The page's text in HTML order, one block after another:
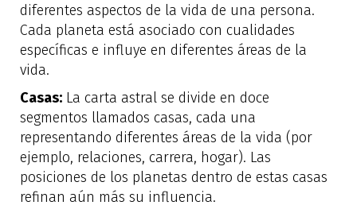
diferentes aspectos de la vida de una persona.
Cada planeta está asociado con cualidades
específicas e influye en diferentes áreas de la
vida.
Casas: La carta astral se divide en doce
segmentos llamados casas, cada una
representando diferentes áreas de la vida (por
ejemplo, relaciones, carrera, hogar). Las
posiciones de los planetas dentro de estas casas
refinan aún más su influencia.